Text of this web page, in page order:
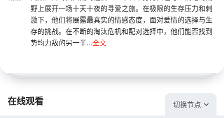
野上展开一场十天十夜的寻爱之旅。在极限的生存压力和刺
激下，他们将展露最真实的情感态度，面对爱情的选择与生
存的挑战。在不断的淘汰危机和配对选择中，他们能否找到
势均力敌的另一半...全文
在线观看 切换节点